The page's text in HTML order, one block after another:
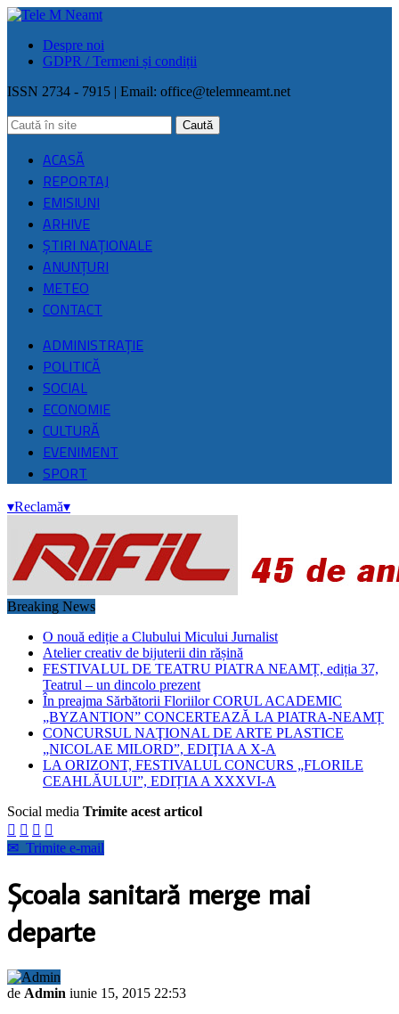
Despre noi
GDPR / Termeni și condiții
ISSN 2734 - 7915 | Email: office@telemneamt.net
ACASĂ
REPORTAJ
EMISIUNI
ARHIVE
ŞTIRI NAŢIONALE
ANUNȚURI
METEO
CONTACT
ADMINISTRAȚIE
POLITICĂ
SOCIAL
ECONOMIE
CULTURĂ
EVENIMENT
SPORT
▾Reclamă▾
Breaking News
O nouă ediție a Clubului Micului Jurnalist
Atelier creativ de bijuterii din rășină
FESTIVALUL DE TEATRU PIATRA NEAMȚ, ediția 37,
Teatrul – un dincolo prezent
În preajma Sărbătorii Floriilor CORUL ACADEMIC
„BYZANTION” CONCERTEAZĂ LA PIATRA-NEAMȚ
CONCURSUL NAŢIONAL DE ARTE PLASTICE
„NICOLAE MILORD”, EDIŢIA A X-A
LA ORIZONT, FESTIVALUL CONCURS „FLORILE
CEAHLĂULUI”, EDIȚIA A XXXVI-A
Social media Trimite acest articol
   
✉ Trimite e-mail
Școala sanitară merge mai
departe
de Admin iunie 15, 2015 22:53